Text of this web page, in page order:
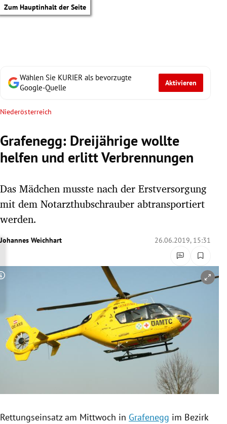
Zum Hauptinhalt der Seite
Untermenü
Untermenü
Untermenü
Untermenü
Untermenü
Wählen Sie KURIER als bevorzugte
Google-Quelle
Aktivieren
Niederösterreich
Grafenegg: Dreijährige wollte
helfen und erlitt Verbrennungen
Das Mädchen musste nach der Erstversorgung
mit dem Notarzthubschrauber abtransportiert
werden.
Johannes Weichhart 26.06.2019, 15:31
Copyright-Hinweis öffnen/schließen
Rettungseinsatzam Mittwoch in Grafenegg im Bezirk